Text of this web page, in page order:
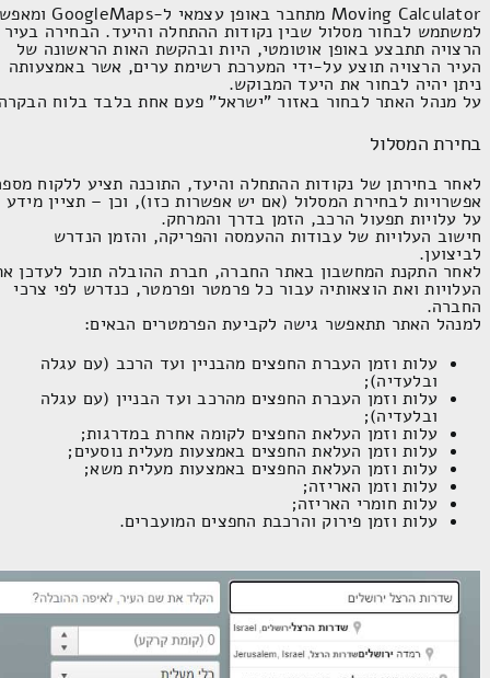
Moving Calculator מתחבר באופן עצמאי ל-GoogleMaps
למשתמש לבחור מסלול שבין נקודות ההתחלה והיעד. הבחירה בעיר
הרצויה תתבצע באופן אוטומטי, היות ובהקשת האות הראשונה של
העיר הרצויה תוצע על-ידי המערכת רשימת ערים, אשר באמצעותה
ניתן יהיה לבחור את היעד המבוקש.
על מנהל האתר לבחור באזור "ישראל" פעם אחת בלבד בלוח
בחירת המסלול
לאחר בחירתן של נקודות ההתחלה והיעד, התוכנה תציע ללקוח
אפשרויות לבחירת המסלול (אם יש אפשרות כזו), וכן – תציין מידע
על עלויות תפעול הרכב, הזמן בדרך והמרחק.
חישוב העלויות של עבודות ההעמסה והפריקה, והזמן הנדרש
לביצוען.
לאחר התקנת המחשבון באתר החברה, חברת ההובלה תוכל לעדכן
העלויות ואת הוצאותיה עבור כל פרמטר ופרמטר, כנדרש לפי צרכי
החברה.
למנהל האתר תתאפשר גישה לקביעת הפרמטרים הבאים:
עלות וזמן העברת החפצים מהבניין ועד הרכב (עם עגלה
ובלעדיה);
עלות וזמן העברת החפצים מהרכב ועד הבניין (עם עגלה
ובלעדיה);
עלות וזמן העלאת החפצים לקומה אחרת במדרגות;
עלות וזמן העלאת החפצים באמצעות מעלית נוסעים;
עלות וזמן העלאת החפצים באמצעות מעלית משא;
עלות וזמן האריזה;
עלות חומרי האריזה;
עלות וזמן פירוק והרכבת החפצים המועברים.